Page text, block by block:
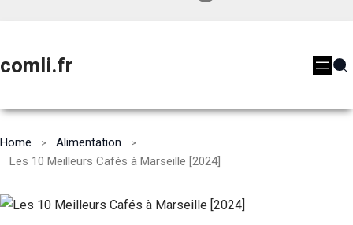
comli.fr
Home
Alimentation
Les 10 Meilleurs Cafés à Marseille [2024]